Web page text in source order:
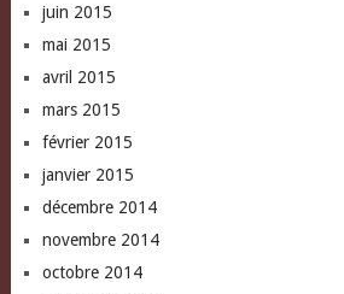
juin 2015
mai 2015
avril 2015
mars 2015
février 2015
janvier 2015
décembre 2014
novembre 2014
octobre 2014